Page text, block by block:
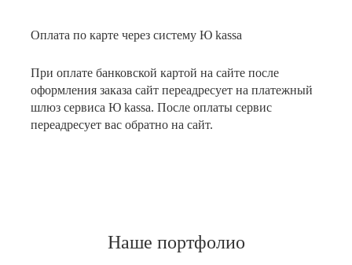
Оплата по карте через систему Ю kassa
При оплате банковской картой на сайте после
оформления заказа сайт переадресует на платежный
шлюз сервиса Ю kassa. После оплаты сервис
переадресует вас обратно на сайт.
Наше портфолио